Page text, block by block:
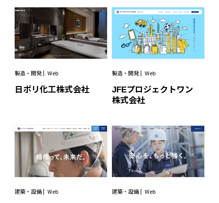
製造・開発 Web
日ポリ化工株式会社
製造・開発 Web
JFEプロジェクトワン
株式会社
建築・設備 Web 建築・設備 Web